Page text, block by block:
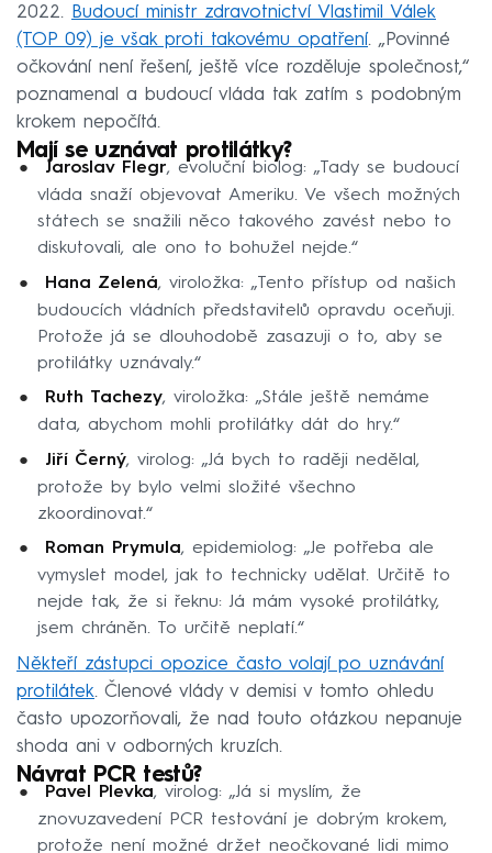
2022. Budoucí ministr zdravotnictví Vlastimil Válek
(TOP 09) je však proti takovému opatření. „Povinné
očkování není řešení, ještě více rozděluje společnost,“
poznamenal a budoucí vláda tak zatím s podobným
krokem nepočítá.
Mají se uznávat protilátky?
Jaroslav Flegr, evoluční biolog: „Tady se budoucí
vláda snaží objevovat Ameriku. Ve všech možných
státech se snažili něco takového zavést nebo to
diskutovali, ale ono to bohužel nejde.“
Hana Zelená, viroložka: „Tento přístup od našich
budoucích vládních představitelů opravdu oceňuji.
Protože já se dlouhodobě zasazuji o to, aby se
protilátky uznávaly.“
Ruth Tachezy, viroložka: „Stále ještě nemáme
data, abychom mohli protilátky dát do hry.“
Jiří Černý, virolog: „Já bych to raději nedělal,
protože by bylo velmi složité všechno
zkoordinovat.“
Roman Prymula, epidemiolog: „Je potřeba ale
vymyslet model, jak to technicky udělat. Určitě to
nejde tak, že si řeknu: Já mám vysoké protilátky,
jsem chráněn. To určitě neplatí.“
Někteří zástupci opozice často volají po uznávání
protilátek. Členové vlády v demisi v tomto ohledu
často upozorňovali, že nad touto otázkou nepanuje
shoda ani v odborných kruzích.
Návrat PCR testů?
Pavel Plevka, virolog: „Já si myslím, že
znovuzavedení PCR testování je dobrým krokem,
protože není možné držet neočkované lidi mimo